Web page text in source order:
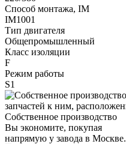
Способ монтажа, IM
IM1001
Тип двигателя
Общепромышленный
Класс изоляции
F
Режим работы
S1
Собственное производство
Вы экономите, покупая
напрямую у завода в Москве.